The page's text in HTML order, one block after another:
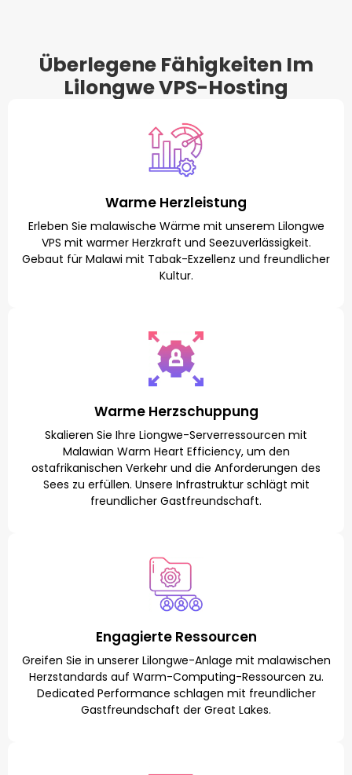
Überlegene Fähigkeiten Im
Lilongwe VPS-Hosting
Warme Herzleistung
Erleben Sie malawische Wärme mit unserem Lilongwe
VPS mit warmer Herzkraft und Seezuverlässigkeit.
Gebaut für Malawi mit Tabak-Exzellenz und freundlicher
Kultur.
Warme Herzschuppung
Skalieren Sie Ihre Liongwe-Serverressourcen mit
Malawian Warm Heart Efficiency, um den
ostafrikanischen Verkehr und die Anforderungen des
Sees zu erfüllen. Unsere Infrastruktur schlägt mit
freundlicher Gastfreundschaft.
Engagierte Ressourcen
Greifen Sie in unserer Lilongwe-Anlage mit malawischen
Herzstandards auf Warm-Computing-Ressourcen zu.
Dedicated Performance schlagen mit freundlicher
Gastfreundschaft der Great Lakes.